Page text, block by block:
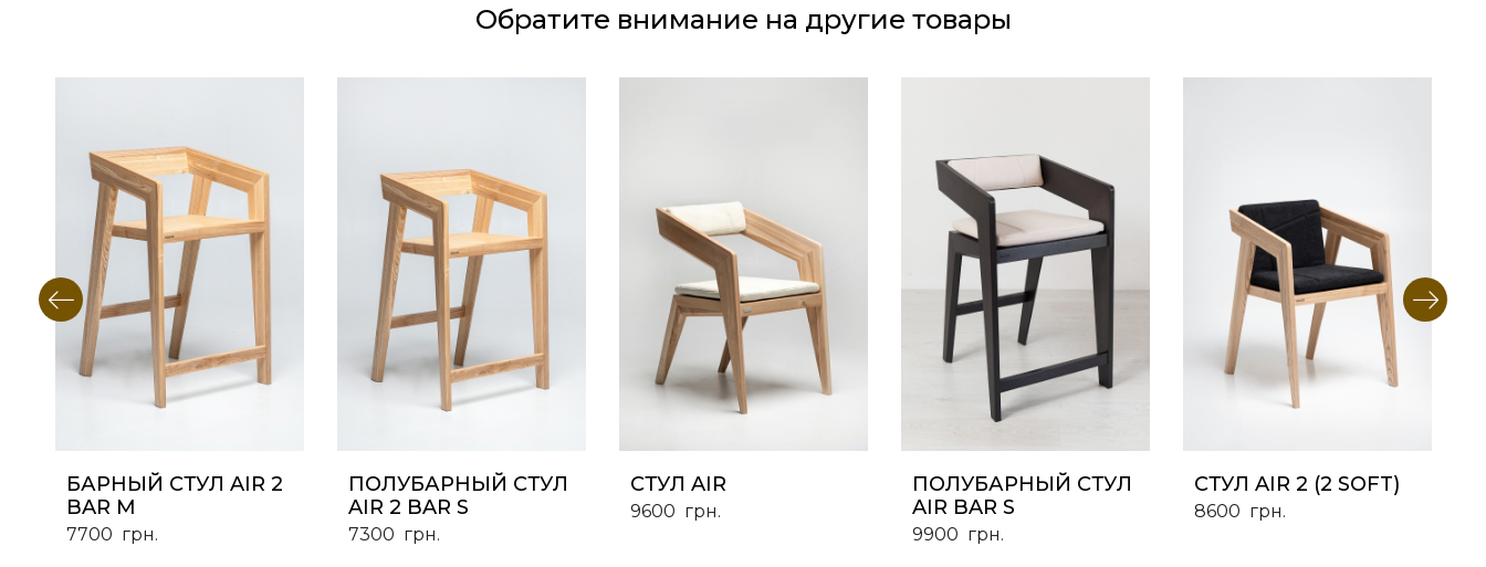
• Несколько вариантов тонировки древесины
• Возможность смены высоты ножек (или подножки) под нестандартную столешницу по индивидуальному запросу клиента
Обратите внимание на другие товары
БАРНЫЙ СТУЛ AIR 2
BAR M
7700 грн.
ПОЛУБАРНЫЙ СТУЛ
AIR 2 BAR S
7300 грн.
СТУЛ AIR
9600 грн.
ПОЛУБАРНЫЙ СТУЛ
AIR BAR S
9900 грн.
СТУЛ AIR 2 (2 SOFT)
8600 грн.